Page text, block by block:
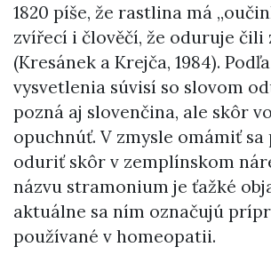
1820 píše, že rastlina má
zvířecí i člověčí, že oduruje čili
(Kresánek a Krejča, 1984).
vysvetlenia súvisí so slovom
pozná aj slovenčina, ale skôr
opuchnúť. V zmysle omámiť sa
oduriť skôr v zemplínskom
názvu stramonium je ťažké
aktuálne sa ním označujú
používané v homeopatii.